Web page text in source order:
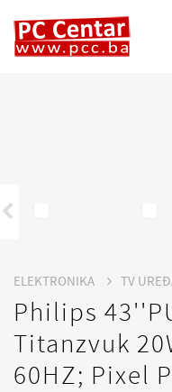
ELEKTRONIKA TV
Philips
Titanzvuk
60HZ; Pixel